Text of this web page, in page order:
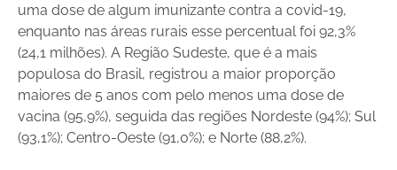
uma dose de algum imunizante contra a covid-19,
enquanto nas áreas rurais esse percentual foi 92,3%
(24,1 milhões). A Região Sudeste, que é a mais
populosa do Brasil, registrou a maior proporção
maiores de 5 anos com pelo menos uma dose de
vacina (95,9%), seguida das regiões Nordeste (94%); Sul
(93,1%); Centro-Oeste (91,0%); e Norte (88,2%).